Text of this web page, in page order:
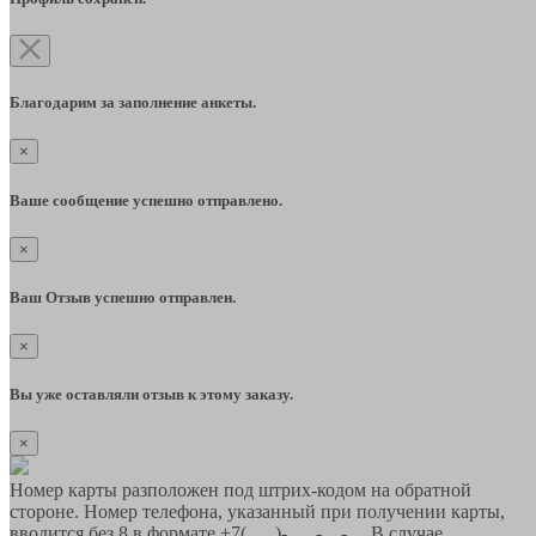
Благодарим за заполнение анкеты.
×
Ваше сообщение успешно отправлено.
×
Ваш Отзыв успешно отправлен.
×
Вы уже оставляли отзыв к этому заказу.
×
Номер карты разположен под штрих-кодом на обратной
стороне. Номер телефона, указанный при получении карты,